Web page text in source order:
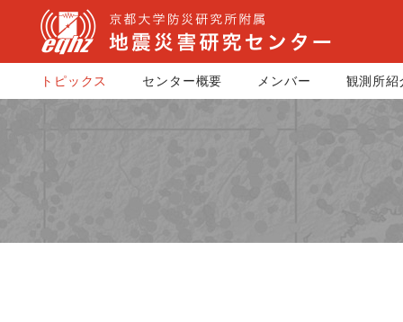
トピックス センター概要 メンバー 観測所紹